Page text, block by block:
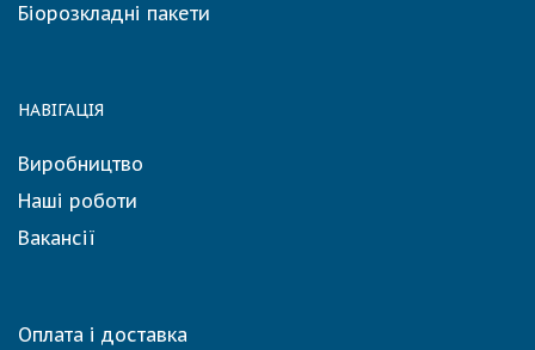
Біорозкладні пакети
НАВІГАЦІЯ
Виробництво
Наші роботи
Вакансії
Оплата і доставка